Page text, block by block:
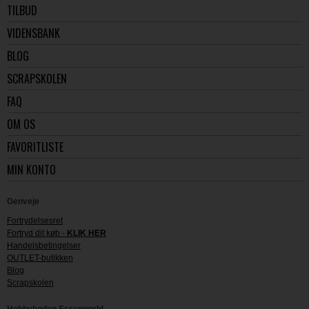
TILBUD
VIDENSBANK
BLOG
SCRAPSKOLEN
FAQ
OM OS
FAVORITLISTE
MIN KONTO
Genveje
Fortrydelsesret
Fortryd dit køb - KLIK HER
Handelsbetingelser
OUTLET-butikken
Blog
Scrapskolen